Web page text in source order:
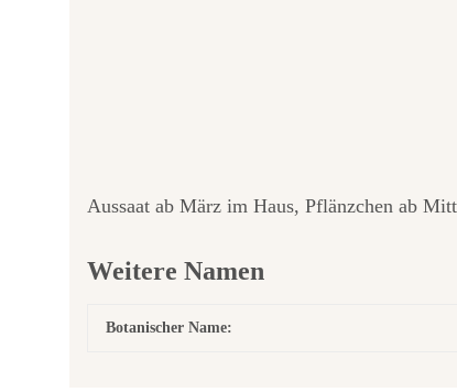
Aussaat ab März im Haus, Pflänzchen ab
Weitere Namen
Botanischer Name: